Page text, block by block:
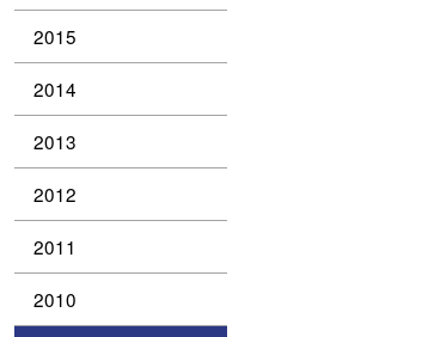
2015
2014
2013
2012
2011
2010